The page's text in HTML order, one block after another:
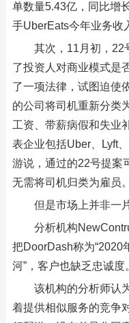
单数量5.43亿，同比增
手UberEats今年业务收
其次，11月初，22
了投资人对商业模式是
了一项法律，试图迫使
的公司将司机重新分类
工资、带薪病假和失业
表企业包括Uber、Lyft
游说，通过的22号提案
无需将司机归类为雇员。
但是市场上并非一
分析机构
把DoorDash称为“2020
河”，客户也缺乏忠诚度
该机构的分析师认
着提供相似服务的竞